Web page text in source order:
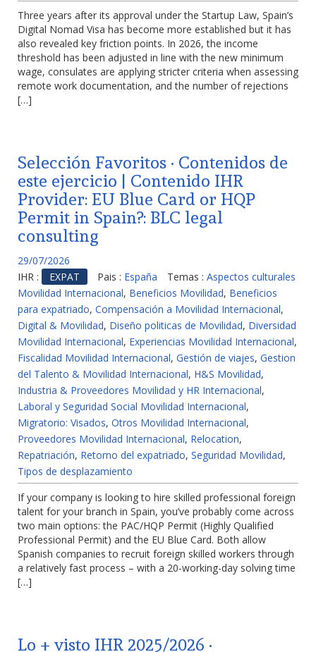
Three years after its approval under the Startup Law, Spain’s
Digital Nomad Visa has become more established but it has
also revealed key friction points. In 2026, the income
threshold has been adjusted in line with the new minimum
wage, consulates are applying stricter criteria when assessing
remote work documentation, and the number of rejections
[…]
Selección Favoritos · Contenidos de
este ejercicio | Contenido IHR
Provider: EU Blue Card or HQP
Permit in Spain?: BLC legal
consulting
29/07/2026
IHR :
EXPAT Pais : España Temas : Aspectos culturales
Movilidad Internacional, Beneficios Movilidad, Beneficios
para expatriado, Compensación a Movilidad Internacional,
Digital & Movilidad, Diseño politicas de Movilidad, Diversidad
Movilidad Internacional, Experiencias Movilidad Internacional,
Fiscalidad Movilidad Internacional, Gestión de viajes, Gestion
del Talento & Movilidad Internacional, H&S Movilidad,
Industria & Proveedores Movilidad y HR Internacional,
Laboral y Seguridad Social Movilidad Internacional,
Migratorio: Visados, Otros Movilidad Internacional,
Proveedores Movilidad Internacional, Relocation,
Repatriación, Retorno del expatriado, Seguridad Movilidad,
Tipos de desplazamiento
If your company is looking to hire skilled professional foreign
talent for your branch in Spain, you’ve probably come across
two main options: the PAC/HQP Permit (Highly Qualified
Professional Permit) and the EU Blue Card. Both allow
Spanish companies to recruit foreign skilled workers through
a relatively fast process – with a 20-working-day solving time
[…]
Lo + visto IHR 2025/2026 ·